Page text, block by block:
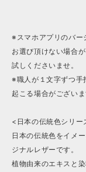
※スマホアプリのバー
お選び頂けない場合
試しくださいませ。
※職人が１文字ずつ手
起こる場合がございま
<日本の伝統色シリー
日本の伝統色をイメ
ジナルレザーです。
植物由来のエキスと